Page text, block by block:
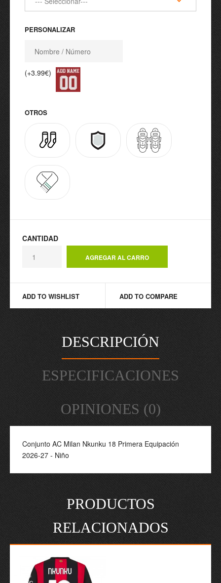
PERSONALIZAR
(+3.99€)
OTROS
CANTIDAD
ADD TO WISHLIST ADD TO COMPARE
DESCRIPCIÓN
ESPECIFICACIONES
OPINIONES (0)
Conjunto AC Milan Nkunku 18 Primera Equipación
2026-27 - Niño
PRODUCTOS
RELACIONADOS